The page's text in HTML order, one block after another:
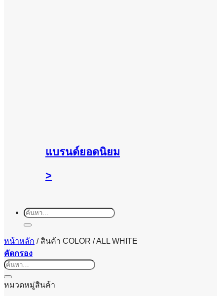
แบรนด์ยอดนิยม
>
ค้นหา:
หน้าหลัก /สินค้า COLOR /ALL WHITE
คัดกรอง
ค้นหา:
หมวดหมู่สินค้า